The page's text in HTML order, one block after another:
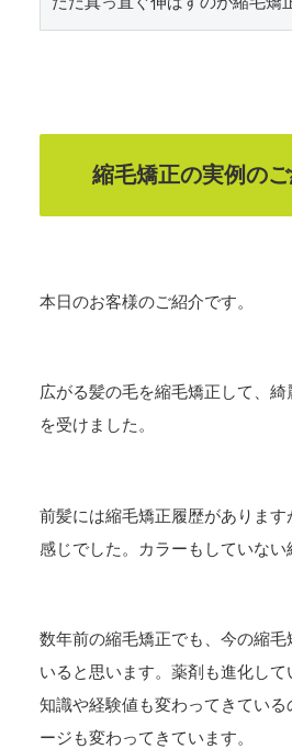
縮毛矯正の実例のご
本日のお客様のご紹介です。
広がる髪の毛を縮毛矯正して、
を受けました。
前髪には縮毛矯正履歴がありま
感じでした。カラーもしていない
数年前の縮毛矯正でも、今の縮毛
いると思います。薬剤も進化し
知識や経験値も変わってきている
ージも変わってきています。